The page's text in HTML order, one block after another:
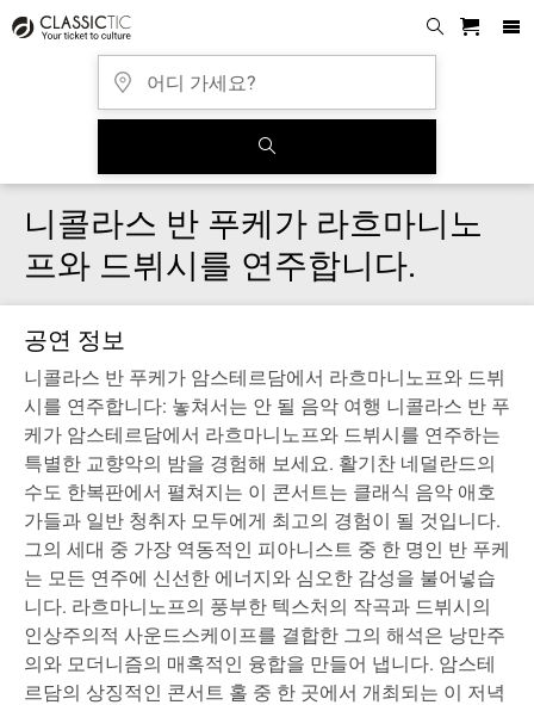
니콜라스 반 푸케가 라흐마니노
프와 드뷔시를 연주합니다.
공연 정보
니콜라스 반 푸케가 암스테르담에서 라흐마니노프와 드뷔
시를 연주합니다: 놓쳐서는 안 될 음악 여행 니콜라스 반 푸
케가 암스테르담에서 라흐마니노프와 드뷔시를 연주하는
특별한 교향악의 밤을 경험해 보세요. 활기찬 네덜란드의
수도 한복판에서 펼쳐지는 이 콘서트는 클래식 음악 애호
가들과 일반 청취자 모두에게 최고의 경험이 될 것입니다.
그의 세대 중 가장 역동적인 피아니스트 중 한 명인 반 푸케
는 모든 연주에 신선한 에너지와 심오한 감성을 불어넣습
니다. 라흐마니노프의 풍부한 텍스처의 작곡과 드뷔시의
인상주의적 사운드스케이프를 결합한 그의 해석은 낭만주
의와 모더니즘의 매혹적인 융합을 만들어 냅니다. 암스테
르담의 상징적인 콘서트 홀 중 한 곳에서 개최되는 이 저녁